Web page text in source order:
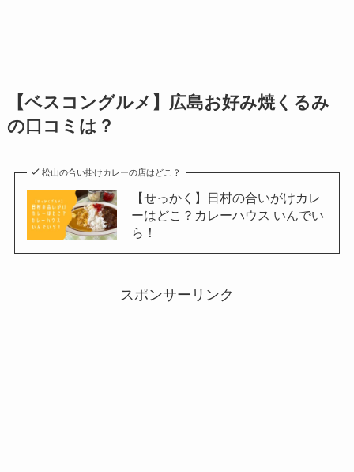
【ベスコングルメ】 広島お好み焼くるみ
の口コミは？
松山の合い掛けカレーの店はどこ？
【せっかく】日村の合いがけカレ
ーはどこ？カレーハウス いんでい
ら！
スポンサーリンク